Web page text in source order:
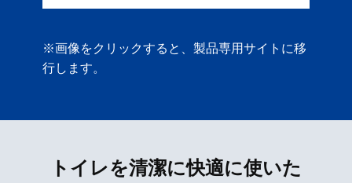
※画像をクリックすると、製品専用サイトに移
行します。
トイレを清潔に快適に使いた